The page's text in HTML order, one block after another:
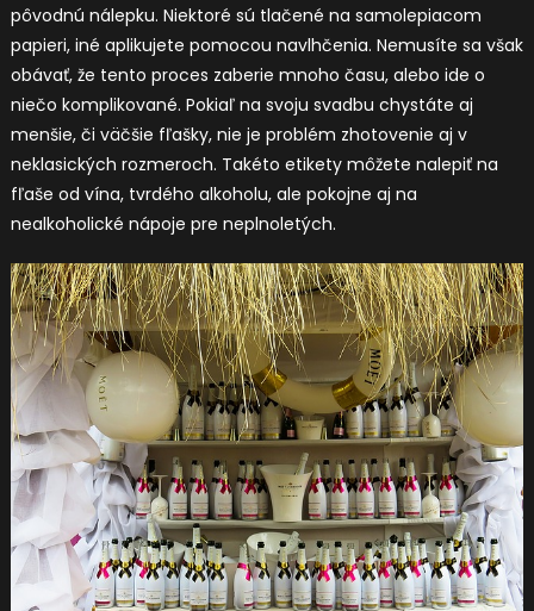
pôvodnú nálepku. Niektoré sú tlačené na samolepiacom
papieri, iné aplikujete pomocou navlhčenia. Nemusíte sa však
obávať, že tento proces zaberie mnoho času, alebo ide o
niečo komplikované. Pokiaľ na svoju svadbu chystáte aj
menšie, či väčšie fľašky, nie je problém zhotovenie aj v
neklasických rozmeroch. Takéto etikety môžete nalepiť na
fľaše od vína, tvrdého alkoholu, ale pokojne aj na
nealkoholické nápoje pre neplnoletých.